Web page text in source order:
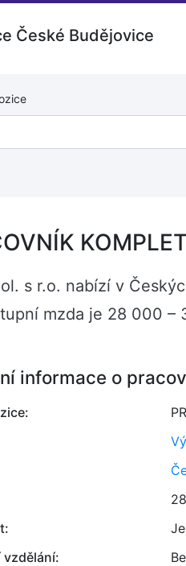
České Budějovice
s r.o. nabízí v
mzda je 28 000 –
informace o
vzdělání: